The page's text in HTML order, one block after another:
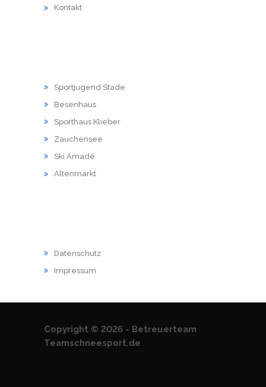
Kontakt
Sportjugend Stade
Besenhaus
Sporthaus Klieber
Zauchensee
Ski Amadé
Altenmarkt
Datenschutz
Impressum
Copyright © 2026 - Betreuerteam
Teamschneesport.de